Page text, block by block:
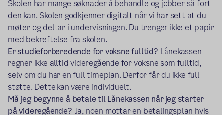
Skolen har mange søknader å behandle og jobber så fort
den kan. Skolen godkjenner digitalt når vi har sett at du
møter og deltar i undervisningen. Du trenger ikke et papir
med bekreftelse fra skolen.
Er studieforberedende for voksne fulltid? Lånekassen
regner ikke alltid videregående for voksne som fulltid,
selv om du har en full timeplan. Derfor får du ikke full
støtte. Dette kan være individuelt.
Må jeg begynne å betale til Lånekassen når jeg starter
på videregående? Ja, noen mottar en betalingsplan hvis